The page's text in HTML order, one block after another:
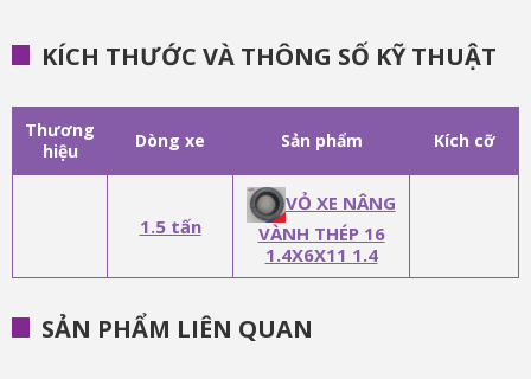
KÍCH THƯỚC VÀ THÔNG SỐ KỸ THUẬT
Thương
hiệu
Dòng xe Sản phẩm Kích cỡ
1.5 tấn
VỎ XE NÂNG
VÀNH THÉP 16
1.4X6X11 1.4
SẢN PHẨM LIÊN QUAN